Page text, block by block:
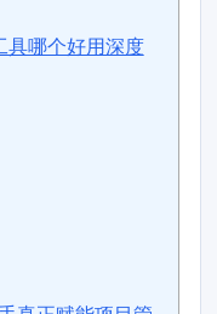
哪个好用深度